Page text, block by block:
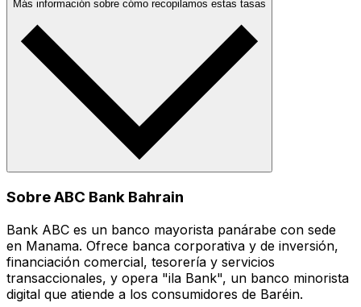
Más información sobre cómo recopilamos estas tasas
Sobre ABC Bank Bahrain
Bank ABC es un banco mayorista panárabe con sede
en Manama. Ofrece banca corporativa y de inversión,
financiación comercial, tesorería y servicios
transaccionales, y opera "ila Bank", un banco minorista
digital que atiende a los consumidores de Baréin.